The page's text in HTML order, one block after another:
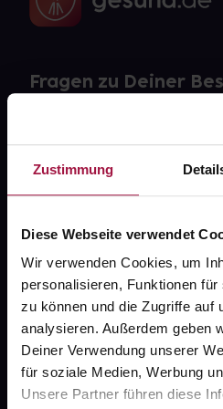
Zustimmung
Diese Webseite verwendet
Wir verwenden Cookies, um
personalisieren, Funktionen
zu können und die Zugriffe auf
analysieren. Außerdem geben
Deiner Verwendung unserer
für soziale Medien, Werbung
Unsere Partner führen diese
Fragen zu Deiner
FAQ
gesund.de
Über uns
Karriere